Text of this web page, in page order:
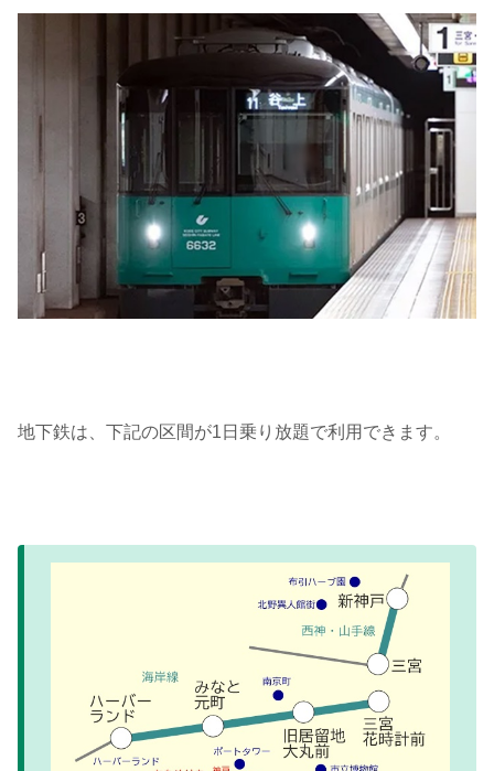
地下鉄は、下記の区間が1日乗り放題で利用できます。